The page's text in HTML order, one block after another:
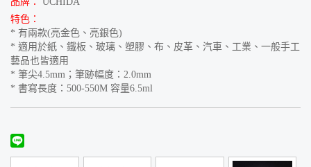
特色：
* 有兩款(亮金色、亮銀色)
* 適用於紙、鐵板、玻璃、塑膠、布、皮革、汽車、工業、一般手工
藝品也皆適用
* 筆尖4.5mm；筆跡幅度：2.0mm
* 書寫長度：500-550M 容量6.5ml